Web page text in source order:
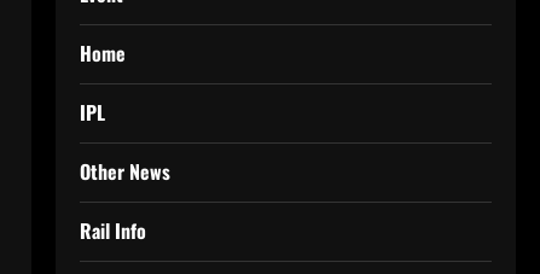
Home
IPL
Other News
Rail Info